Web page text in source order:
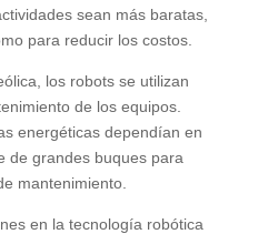
sean más baratas,
para reducir los costos.
los robots se utilizan
de los equipos.
energéticas dependían en
de grandes buques para
mantenimiento.
en la tecnología robótica